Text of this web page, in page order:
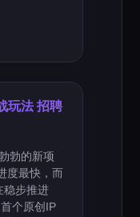
玩法 招聘
勃的新项
度最快，而
稳步推进
个原创IP